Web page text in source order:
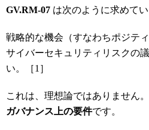
GV.RM-07 は次のように求めてい
戦略的な機会（すなわちポジテ
サイバーセキュリティリスクの
い。［1］
これは、理想論ではありません。
ガバナンス上の要件です。